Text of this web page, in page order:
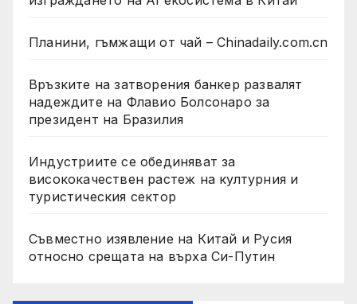
Планини, гъмжащи от чай – Chinadaily.com.cn
Връзките на затворения банкер развалят
надеждите на Флавио Болсонаро за
президент на Бразилия
Индустриите се обединяват за
висококачествен растеж на културния и
туристическия сектор
Съвместно изявление на Китай и Русия
относно срещата на върха Си-Путин